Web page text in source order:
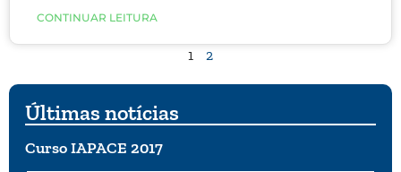
laboratoriais e de imagem.
CONTINUAR LEITURA
1 2
Últimas notícias
Curso IAPACE 2017